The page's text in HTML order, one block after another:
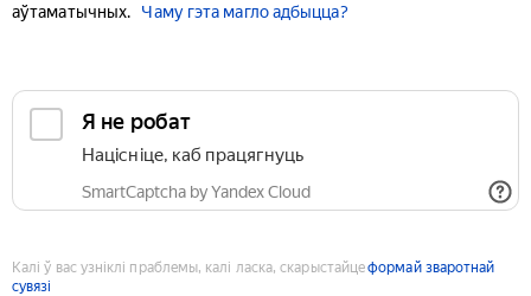
аўтаматычных.
Чаму гэта магло адбыцца?
Я не робат
Націсніце, каб працягнуць
SmartCaptcha by Yandex Cloud
Калі ў вас узніклі праблемы, калі ласка, скарыстайцеформай зваротнай
сувязі